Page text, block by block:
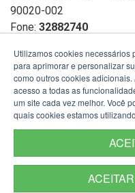
90020-002
Fone: 32882740
Termos de
Utilizamos cookies necessários
para aprimorar e personalizar
como outros cookies adicionais.
acesso a todas as
um site cada vez melhor. Você
quais cookies estamos